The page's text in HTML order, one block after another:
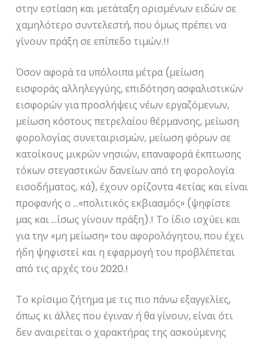
στην εστίαση και μετάταξη ορισμένων ειδών σε
χαμηλότερο συντελεστή, που όμως πρέπει να
γίνουν πράξη σε επίπεδο τιμών.!!
Όσον αφορά τα υπόλοιπα μέτρα (μείωση
εισφοράς αλληλεγγύης, επιδότηση ασφαλιστικών
εισφορών για προσλήψεις νέων εργαζόμενων,
μείωση κόστους πετρελαίου θέρμανσης, μείωση
φορολογίας συνεταιρισμών, μείωση φόρων σε
κατοίκους μικρών νησιών, επαναφορά έκπτωσης
τόκων στεγαστικών δανείων από τη φορολογία
εισοδήματος, κά), έχουν ορίζοντα 4ετίας και είναι
προφανής ο …«πολιτικός εκβιασμός» (ψηφίστε
μας και …ίσως γίνουν πράξη).! Το ίδιο ισχύει και
για την «μη μείωση» του αφορολόγητου, που έχει
ήδη ψηφιστεί και η εφαρμογή του προβλέπεται
από τις αρχές του 2020.!
Το κρίσιμο ζήτημα με τις πιο πάνω εξαγγελίες,
όπως κι άλλες που έγιναν ή θα γίνουν, είναι ότι
δεν αναιρείται ο χαρακτήρας της ασκούμενης